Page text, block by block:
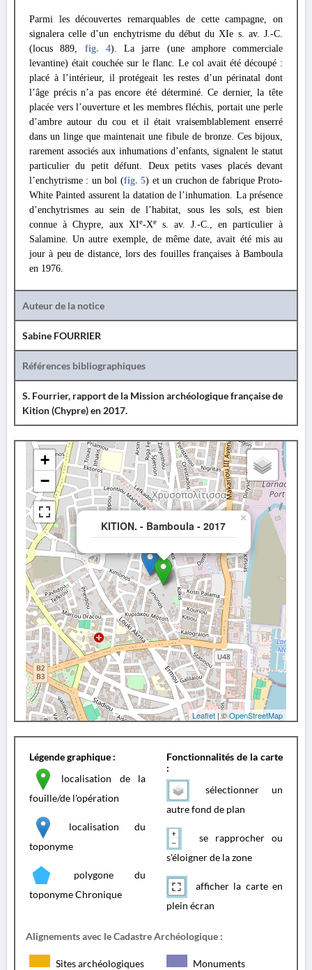
Parmi les découvertes remarquables de cette campagne, on
signalera celle d’un enchytrisme du début du XIe s. av. J.-C.
(locus 889, fig. 4). La jarre (une amphore commerciale
levantine) était couchée sur le flanc. Le col avait été découpé :
placé à l’intérieur, il protégeait les restes d’un périnatal dont
l’âge précis n’a pas encore été déterminé. Ce dernier, la tête
placée vers l’ouverture et les membres fléchis, portait une perle
d’ambre autour du cou et il était vraisemblablement enserré
dans un linge que maintenait une fibule de bronze. Ces bijoux,
rarement associés aux inhumations d’enfants, signalent le statut
particulier du petit défunt. Deux petits vases placés devant
l’enchytrisme : un bol (fig. 5) et un cruchon de fabrique Proto-
White Painted assurent la datation de l’inhumation. La présence
d’enchytrismes au sein de l’habitat, sous les sols, est bien
connue à Chypre, aux XIe-Xe
s. av. J.-C., en particulier à
Salamine. Un autre exemple, de même date, avait été mis au
jour à peu de distance, lors des fouilles françaises à Bamboula
en 1976.
Auteur de la notice
Sabine FOURRIER
Références bibliographiques
S. Fourrier, rapport de la Mission archéologique française de
Kition (Chypre) en 2017.
KITION. - Bamboula - 2017
×
+
−
Leaflet | ©OpenStreetMap
Légende graphique :
localisation de la
fouille/de l'opération
localisation du
toponyme
polygone du
toponyme Chronique
Fonctionnalités de la carte
:
sélectionner un
autre fond de plan
se rapprocher ou
s'éloigner de la zone
afficher la carte en
plein écran
Alignements avec le Cadastre Archéologique :
Sites archéologiques Monuments